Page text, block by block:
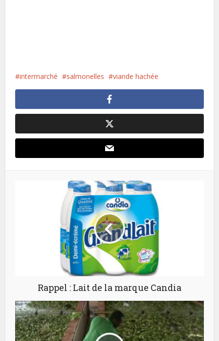
intermarché salmonelles viande hachée
Rappel : Lait de la marque Candia